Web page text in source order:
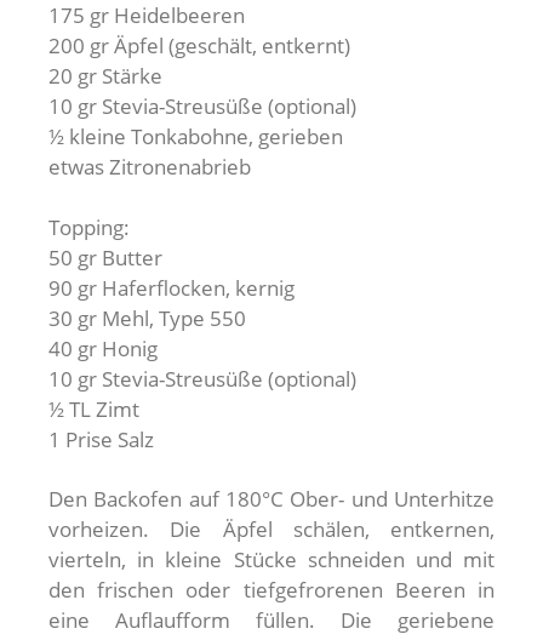
175 gr Heidelbeeren
200 gr Äpfel (geschält, entkernt)
20 gr Stärke
10 gr Stevia-Streusüße (optional)
½ kleine Tonkabohne, gerieben
etwas Zitronenabrieb
Topping:
50 gr Butter
90 gr Haferflocken, kernig
30 gr Mehl, Type 550
40 gr Honig
10 gr Stevia-Streusüße (optional)
½ TL Zimt
1 Prise Salz
Den Backofen auf 180°C Ober- und Unterhitze
vorheizen. Die Äpfel schälen, entkernen,
vierteln, in kleine Stücke schneiden und mit
den frischen oder tiefgefrorenen Beeren in
eine Auflaufform füllen. Die geriebene